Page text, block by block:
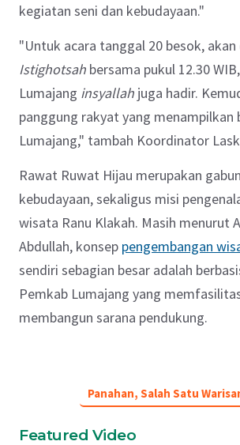
kegiatan seni dan kebudayaan."
"Untuk acara tanggal 20 besok,
Istighotsah bersama pukul 12.30
Lumajang insyallah juga hadir.
panggung rakyat yang menampilkan
Lumajang," tambah Koordinator
Rawat Ruwat Hijau merupakan
kebudayaan, sekaligus misi
wisata Ranu Klakah. Masih menurut
Abdullah, konsep pengembangan
sendiri sebagian besar adalah
Pemkab Lumajang yang
membangun sarana pendukung.
Panahan, Salah Satu
Featured Video